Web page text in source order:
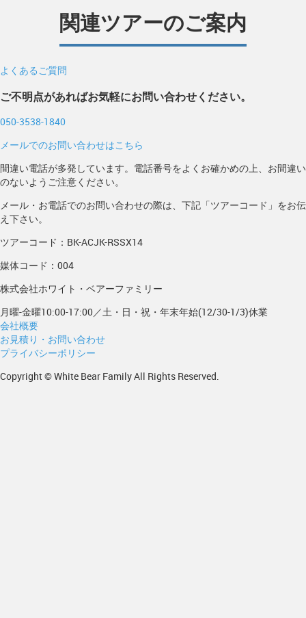
関連ツアーのご案内
よくあるご質問
ご不明点があればお気軽にお問い合わせください。
050-3538-1840
メールでのお問い合わせはこちら
間違い電話が多発しています。電話番号をよくお確かめの上、お間違い
のないようご注意ください。
メール・お電話でのお問い合わせの際は、下記「ツアーコード」をお伝
え下さい。
ツアーコード：BK-ACJK-RSSX14
媒体コード：004
株式会社ホワイト・ベアーファミリー
月曜-金曜10:00-17:00／土・日・祝・年末年始(12/30-1/3)休業
会社概要
お見積り・お問い合わせ
プライバシーポリシー
Copyright © White Bear Family All Rights Reserved.